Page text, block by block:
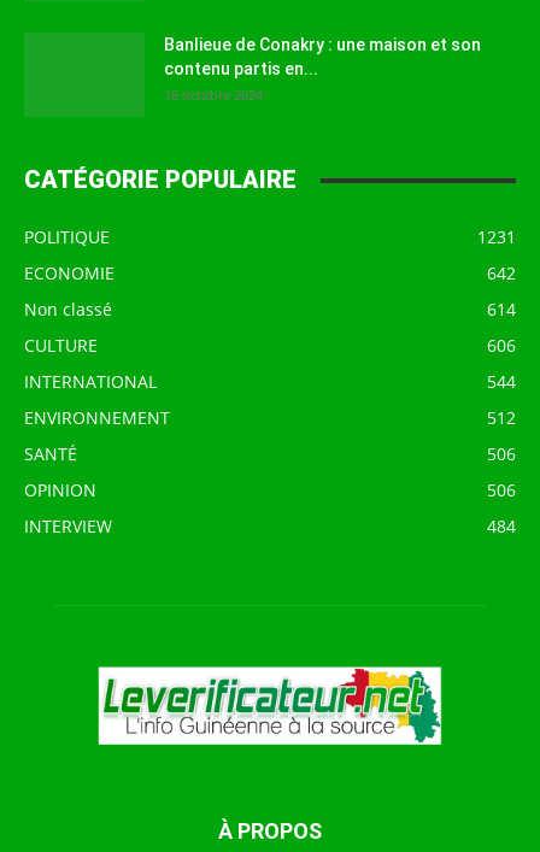
Banlieue de Conakry : une maison et son
contenu partis en...
16 octobre 2024
CATÉGORIE POPULAIRE
POLITIQUE
1231
ECONOMIE
642
Non classé
614
CULTURE
606
INTERNATIONAL
544
ENVIRONNEMENT
512
SANTÉ
506
OPINION
506
INTERVIEW
484
À PROPOS